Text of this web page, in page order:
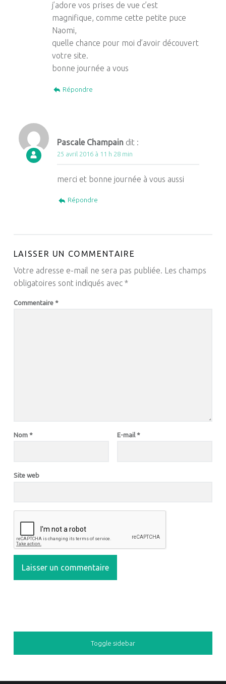
j’adore vos prises de vue c’est
magnifique, comme cette petite puce
Naomi,
quelle chance pour moi d’avoir découvert
votre site.
bonne journée a vous
Répondre
Pascale Champain dit :
25 avril 2016 à 11 h 28 min
merci et bonne journée à vous aussi
Répondre
LAISSER UN COMMENTAIRE
Votre adresse e-mail ne sera pas publiée.
Les champs
obligatoires sont indiqués avec *
Commentaire *
Nom * E-mail *
Site web
SIDEBAR
Toggle sidebar